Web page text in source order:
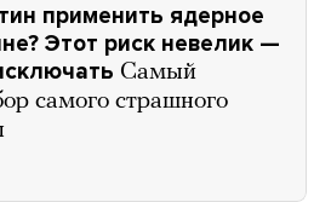
применить ядерное
Этот риск невелик —
Самый
самого страшного